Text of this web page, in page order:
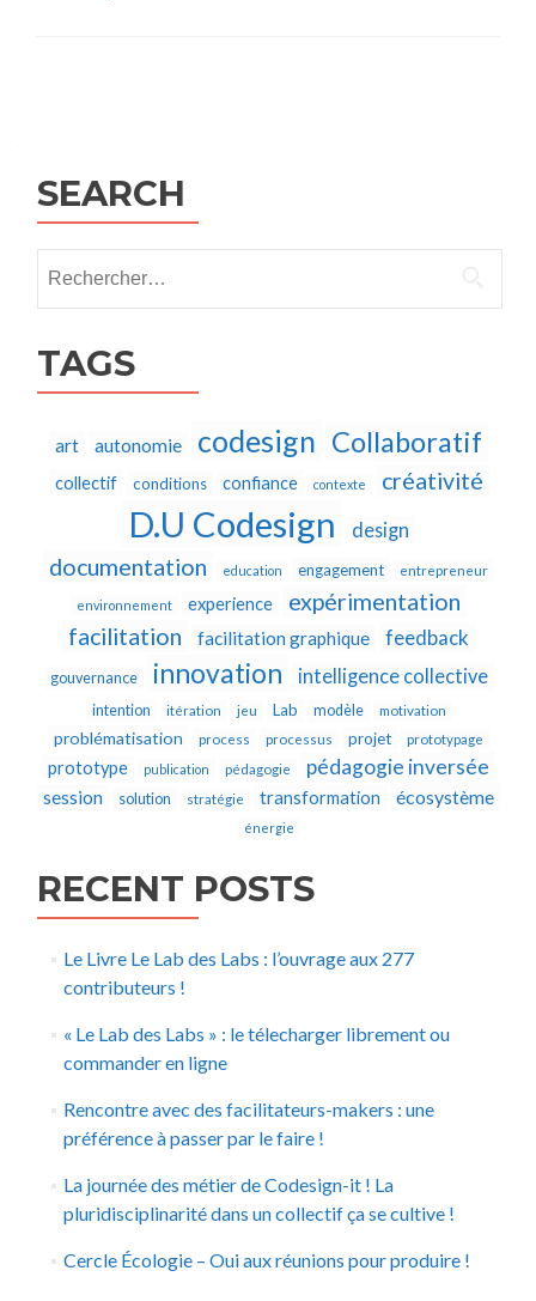
SEARCH
TAGS
art autonomie codesign Collaboratif
collectif conditions confiance contexte créativité
D.U Codesign design
documentation education engagement entrepreneur
environnement experience
expérimentation
facilitation
facilitation graphique feedback
gouvernance innovation intelligence collective
intention itération jeu Lab modèle motivation
problématisation process processus projet prototypage
prototype publication pédagogie pédagogie inversée
session solution stratégie transformation écosystème
énergie
RECENT POSTS
Le Livre Le Lab des Labs : l’ouvrage aux 277
contributeurs !
« Le Lab des Labs » : le télecharger librement ou
commander en ligne
Rencontre avec des facilitateurs-makers : une
préférence à passer par le faire !
La journée des métier de Codesign-it ! La
pluridisciplinarité dans un collectif ça se cultive !
Cercle Écologie – Oui aux réunions pour produire !